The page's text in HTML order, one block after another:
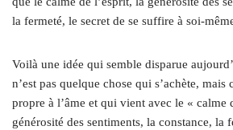
la fermeté, le secret de se suffire à soi-
Voilà une idée qui semble disparue
n’est pas quelque chose qui s’achète, mais
propre à l’âme et qui vient avec le « calme
générosité des sentiments, la constance, la